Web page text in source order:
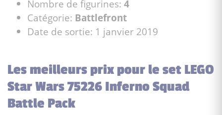
Nombre de figurines: 4
Catégorie: Battlefront
Date de sortie: 1 janvier 2019
Les meilleurs prix pour le set LEGO
Star Wars 75226 Inferno Squad
Battle Pack